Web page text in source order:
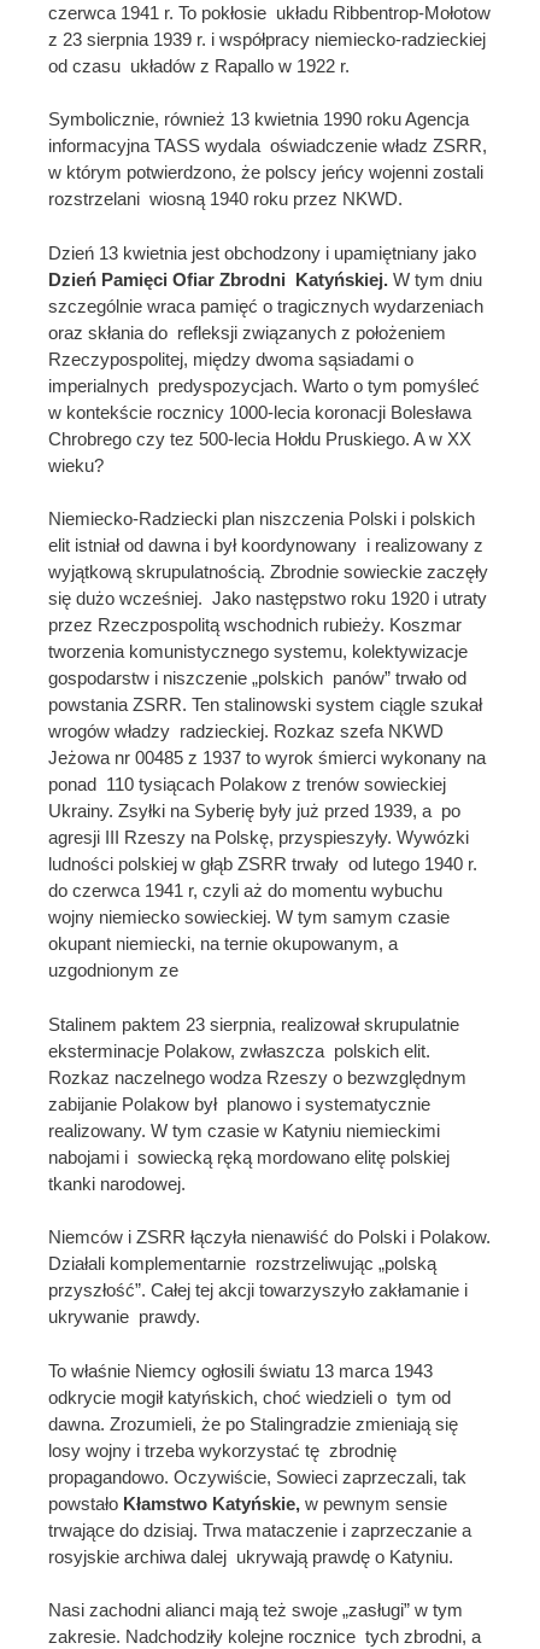
czerwca 1941 r. To pokłosie układu Ribbentrop-Mołotow
z 23 sierpnia 1939 r. i współpracy niemiecko-radzieckiej
od czasu układów z Rapallo w 1922 r.
Symbolicznie, również 13 kwietnia 1990 roku Agencja
informacyjna TASS wydala oświadczenie władz ZSRR,
w którym potwierdzono, że polscy jeńcy wojenni zostali
rozstrzelani wiosną 1940 roku przez NKWD.
Dzień 13 kwietnia jest obchodzony i upamiętniany jako
Dzień Pamięci Ofiar Zbrodni Katyńskiej. W tym dniu
szczególnie wraca pamięć o tragicznych wydarzeniach
oraz skłania do refleksji związanych z położeniem
Rzeczypospolitej, między dwoma sąsiadami o
imperialnych predyspozycjach. Warto o tym pomyśleć
w kontekście rocznicy 1000-lecia koronacji Bolesława
Chrobrego czy tez 500-lecia Hołdu Pruskiego. A w XX
wieku?
Niemiecko-Radziecki plan niszczenia Polski i polskich
elit istniał od dawna i był koordynowany i realizowany z
wyjątkową skrupulatnością. Zbrodnie sowieckie zaczęły
się dużo wcześniej. Jako następstwo roku 1920 i utraty
przez Rzeczpospolitą wschodnich rubieży. Koszmar
tworzenia komunistycznego systemu, kolektywizacje
gospodarstw i niszczenie „polskich panów” trwało od
powstania ZSRR. Ten stalinowski system ciągle szukał
wrogów władzy radzieckiej. Rozkaz szefa NKWD
Jeżowa nr 00485 z 1937 to wyrok śmierci wykonany na
ponad 110 tysiącach Polakow z trenów sowieckiej
Ukrainy. Zsyłki na Syberię były już przed 1939, a po
agresji III Rzeszy na Polskę, przyspieszyły. Wywózki
ludności polskiej w głąb ZSRR trwały od lutego 1940 r.
do czerwca 1941 r, czyli aż do momentu wybuchu
wojny niemiecko sowieckiej. W tym samym czasie
okupant niemiecki, na ternie okupowanym, a
uzgodnionym ze
Stalinem paktem 23 sierpnia, realizował skrupulatnie
eksterminacje Polakow, zwłaszcza polskich elit.
Rozkaz naczelnego wodza Rzeszy o bezwzględnym
zabijanie Polakow był planowo i systematycznie
realizowany. W tym czasie w Katyniu niemieckimi
nabojami i sowiecką ręką mordowano elitę polskiej
tkanki narodowej.
Niemców i ZSRR łączyła nienawiść do Polski i Polakow.
Działali komplementarnie rozstrzeliwując „polską
przyszłość”. Całej tej akcji towarzyszyło zakłamanie i
ukrywanie prawdy.
To właśnie Niemcy ogłosili światu 13 marca 1943
odkrycie mogił katyńskich, choć wiedzieli o tym od
dawna. Zrozumieli, że po Stalingradzie zmieniają się
losy wojny i trzeba wykorzystać tę zbrodnię
propagandowo. Oczywiście, Sowieci zaprzeczali, tak
powstało Kłamstwo Katyńskie, w pewnym sensie
trwające do dzisiaj. Trwa mataczenie i zaprzeczanie a
rosyjskie archiwa dalej ukrywają prawdę o Katyniu.
Nasi zachodni alianci mają też swoje „zasługi” w tym
zakresie. Nadchodziły kolejne rocznice tych zbrodni, a